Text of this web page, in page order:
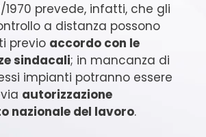
1970 prevede, infatti, che gli
a distanza possono
previo accordo con le
sindacali; in mancanza di
impianti potranno essere
autorizzazione
nazionale del lavoro.